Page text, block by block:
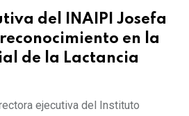
del INAIPI Josefa
en la
de la Lactancia
ejecutiva del Instituto